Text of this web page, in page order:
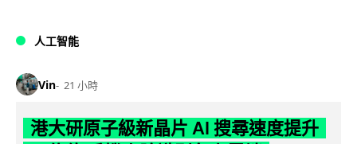
人工智能
Vin 21 小時
港大研原子級新晶片 AI 搜尋速度提升